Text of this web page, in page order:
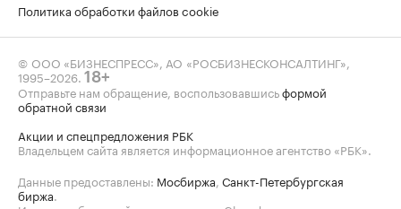
Политика обработки файлов cookie
© ООО «БИЗНЕСПРЕСС», АО «РОСБИЗНЕСКОНСАЛТИНГ»,
1995–2026. 18+
Отправьте нам обращение, воспользовавшисьформой
обратной связи
Акции и спецпредложения РБК
Владельцем сайта является информационное агентство «РБК».
Данные предоставлены: Мосбиржа, Санкт-Петербургская
биржа.